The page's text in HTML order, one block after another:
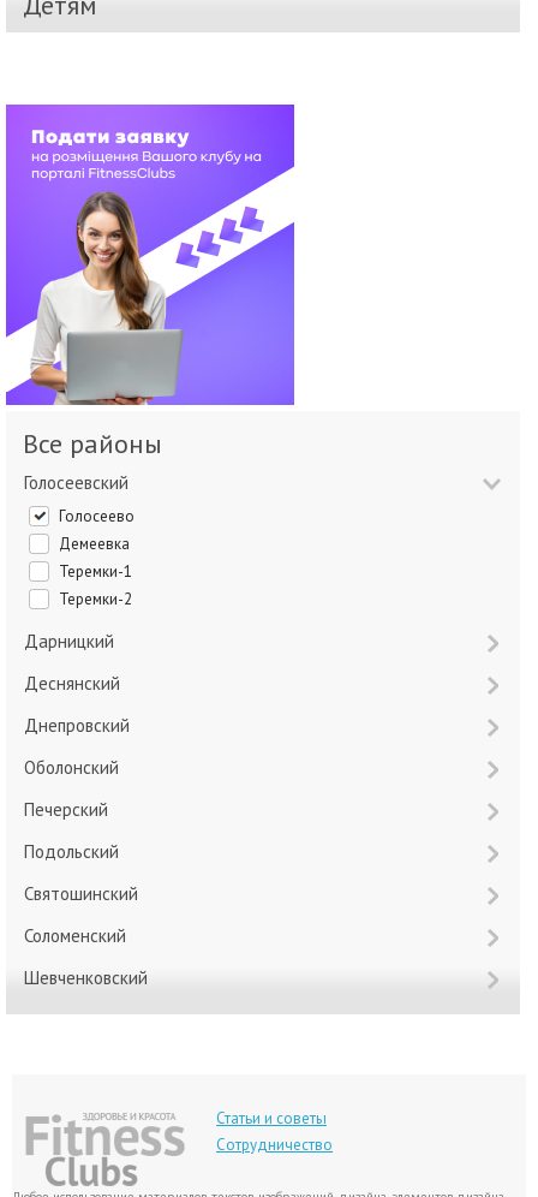
Все районы
Голосеевский
Голосеево
Демеевка
Теремки-1
Теремки-2
Дарницкий
Деснянский
Днепровский
Оболонский
Печерский
Подольский
Святошинский
Соломенский
Шевченковский
Статьи и советы
Сотрудничество